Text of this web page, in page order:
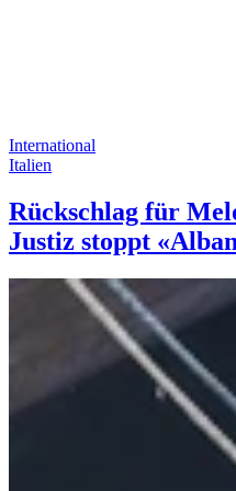
International
Italien
Rückschlag für
Justiz stoppt